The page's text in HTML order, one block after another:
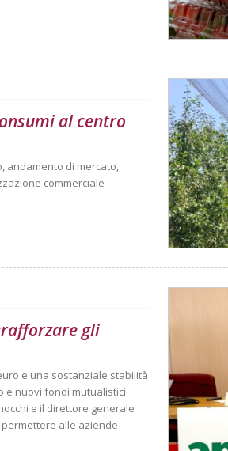
al centro
andamento di mercato,
commerciale
gli
e una sostanziale stabilità
e nuovi fondi mutualistici
e il direttore generale
alle aziende